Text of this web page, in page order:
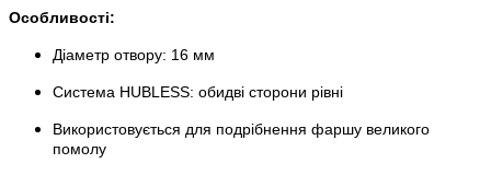
Особливості:
Діаметр отвору: 16 мм
Система HUBLESS: обидві сторони рівні
Використовується для подрібнення фаршу великого
помолу